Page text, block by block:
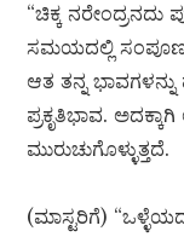
“ಚಿಕ್ಕ ನರೇಂದ್ರನದು
ಸಮಯದಲ್ಲಿ
ಆತ ತನ್ನ
ಪ್ರಕೃತಿಭಾವ.
ಮುರುಚುಗೊಳ್ಳುತ್ತದೆ.
(ಮಾಸ್ಟರಿಗೆ)